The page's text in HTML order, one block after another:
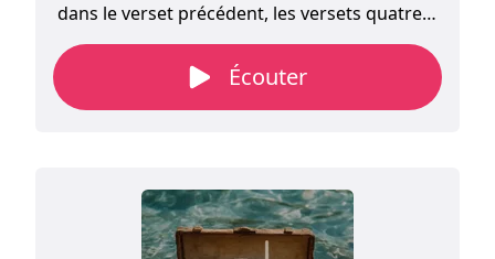
dans le verset précédent, les versets quatre à
six énoncent sept éléments qui la
constituent.
Écouter